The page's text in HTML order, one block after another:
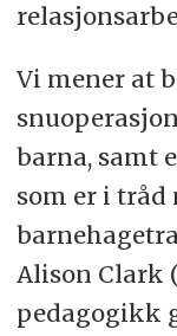
Vi mener at
barna, samt
som er i tråd
Alison Clark
pedagogikk